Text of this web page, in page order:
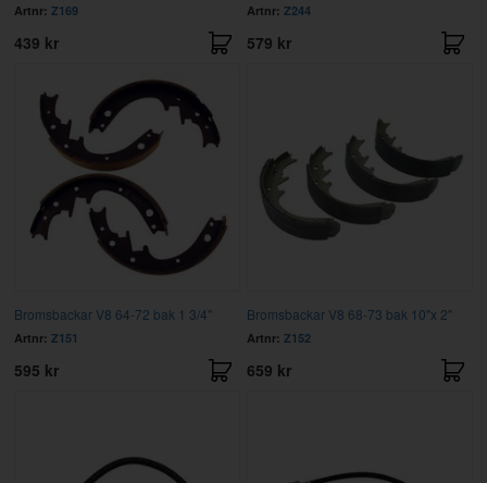
Artnr: Z169
439 kr
Artnr: Z244
579 kr
Bromsbackar V8 64-72 bak 1 3/4"
Artnr: Z151
595 kr
Bromsbackar V8 68-73 bak 10"x 2"
Artnr: Z152
659 kr